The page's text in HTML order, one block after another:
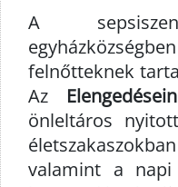
A
felnőtteknek
Az
önleltáros
valamint a napi